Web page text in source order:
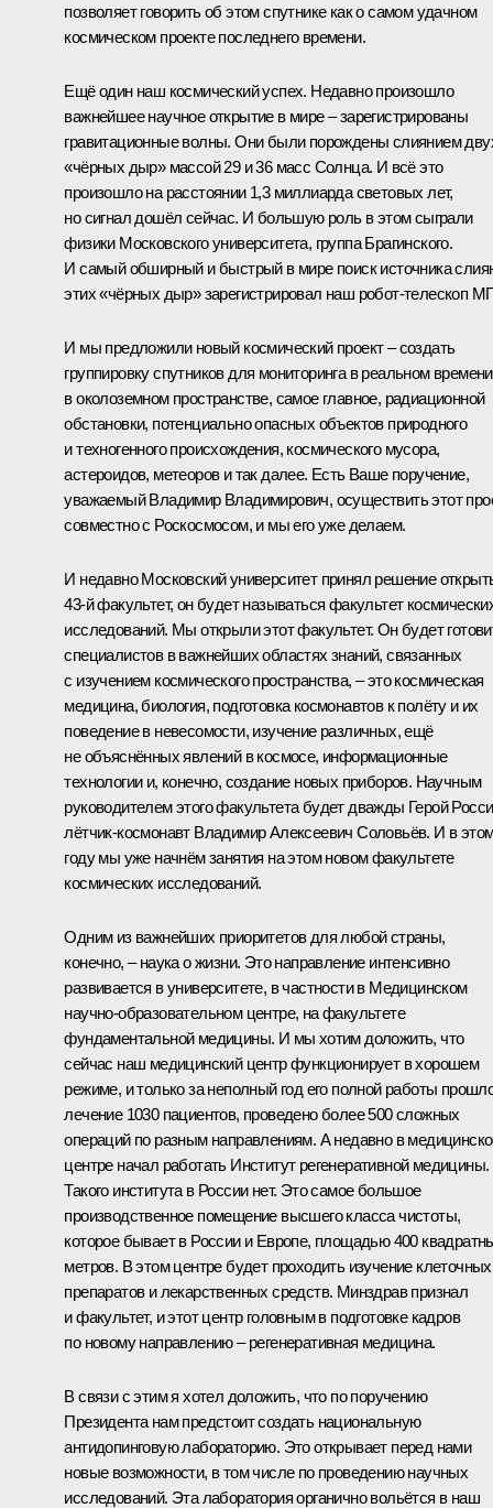
позволяет говорить об этом спутнике как о самом удачном
космическом проекте последнего времени.
Ещё один наш космический успех. Недавно произошло
важнейшее научное открытие в мире – зарегистрированы
гравитационные волны. Они были порождены слиянием
«чёрных дыр» массой 29 и 36 масс Солнца. И всё это
произошло на расстоянии 1,3 миллиарда световых лет,
но сигнал дошёл сейчас. И большую роль в этом сыграли
физики Московского университета, группа Брагинского.
И самый обширный и быстрый в мире поиск источника
этих «чёрных дыр» зарегистрировал наш робот-телескоп
И мы предложили новый космический проект – создать
группировку спутников для мониторинга в реальном времени
в околоземном пространстве, самое главное, радиационной
обстановки, потенциально опасных объектов природного
и техногенного происхождения, космического мусора,
астероидов, метеоров и так далее. Есть Ваше поручение,
уважаемый Владимир Владимирович, осуществить этот
совместно с Роскосмосом, и мы его уже делаем.
И недавно Московский университет принял решение
43-й факультет, он будет называться факультет
исследований. Мы открыли этот факультет. Он будет
специалистов в важнейших областях знаний, связанных
с изучением космического пространства, – это космическая
медицина, биология, подготовка космонавтов к полёту и их
поведение в невесомости, изучение различных, ещё
не объяснённых явлений в космосе, информационные
технологии и, конечно, создание новых приборов. Научным
руководителем этого факультета будет дважды Герой
лётчик-космонавт Владимир Алексеевич Соловьёв. И в
году мы уже начнём занятия на этом новом факультете
космических исследований.
Одним из важнейших приоритетов для любой страны,
конечно, – наука о жизни. Это направление интенсивно
развивается в университете, в частности в Медицинском
научно-образовательном центре, на факультете
фундаментальной медицины. И мы хотим доложить, что
сейчас наш медицинский центр функционирует в хорошем
режиме, и только за неполный год его полной работы
лечение 1030 пациентов, проведено более 500 сложных
операций по разным направлениям. А недавно в
центре начал работать Институт регенеративной медицины.
Такого института в России нет. Это самое большое
производственное помещение высшего класса чистоты,
которое бывает в России и Европе, площадью 400
метров. В этом центре будет проходить изучение клеточных
препаратов и лекарственных средств. Минздрав признал
и факультет, и этот центр головным в подготовке кадров
по новому направлению – регенеративная медицина.
В связи с этим я хотел доложить, что по поручению
Президента нам предстоит создать национальную
антидопинговую лабораторию. Это открывает перед нами
новые возможности, в том числе по проведению научных
исследований. Эта лаборатория органично вольётся в наш